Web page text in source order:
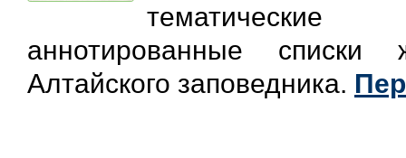
тематические
аннотированные списки
Алтайского заповедника.